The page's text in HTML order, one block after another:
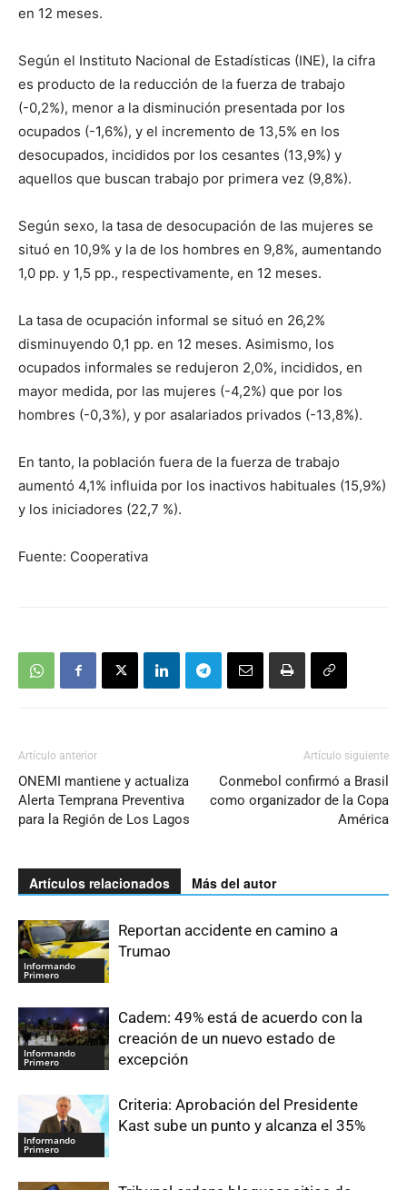
en 12 meses.
Según el Instituto Nacional de Estadísticas (INE), la cifra
es producto de la reducción de la fuerza de trabajo
(-0,2%), menor a la disminución presentada por los
ocupados (-1,6%), y el incremento de 13,5% en los
desocupados, incididos por los cesantes (13,9%) y
aquellos que buscan trabajo por primera vez (9,8%).
Según sexo, la tasa de desocupación de las mujeres se
situó en 10,9% y la de los hombres en 9,8%, aumentando
1,0 pp. y 1,5 pp., respectivamente, en 12 meses.
La tasa de ocupación informal se situó en 26,2%
disminuyendo 0,1 pp. en 12 meses. Asimismo, los
ocupados informales se redujeron 2,0%, incididos, en
mayor medida, por las mujeres (-4,2%) que por los
hombres (-0,3%), y por asalariados privados (-13,8%).
En tanto, la población fuera de la fuerza de trabajo
aumentó 4,1% influida por los inactivos habituales (15,9%)
y los iniciadores (22,7 %).
Fuente: Cooperativa
Artículo anterior
ONEMI mantiene y actualiza
Alerta Temprana Preventiva
para la Región de Los Lagos
Artículo siguiente
Conmebol confirmó a Brasil
como organizador de la Copa
América
Artículos relacionados Más del autor
Informando
Primero
Reportan accidente en camino a
Trumao
Informando
Primero
Cadem: 49% está de acuerdo con la
creación de un nuevo estado de
excepción
Informando
Primero
Criteria: Aprobación del Presidente
Kast sube un punto y alcanza el 35%